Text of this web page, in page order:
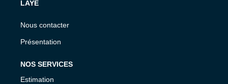
LAYE
Nous contacter
Présentation
NOS SERVICES
Estimation